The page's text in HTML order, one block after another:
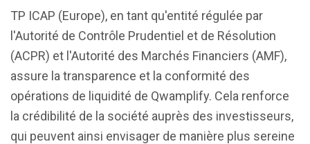
TP ICAP (Europe), en tant qu'entité régulée par
l'Autorité de Contrôle Prudentiel et de Résolution
(ACPR) et l'Autorité des Marchés Financiers (AMF),
assure la transparence et la conformité des
opérations de liquidité de Qwamplify. Cela renforce
la crédibilité de la société auprès des investisseurs,
qui peuvent ainsi envisager de manière plus sereine